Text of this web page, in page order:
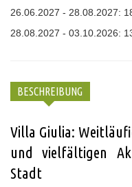
26.06.2027 - 28.08.2027:
28.08.2027 - 03.10.2026:
BESCHREIBUNG
Villa Giulia:
und vielfältigen
Stadt